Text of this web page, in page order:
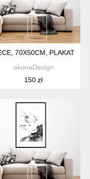
AKWARELI
70X50CM, PLAKAT Z
akonaDesign
150 zł